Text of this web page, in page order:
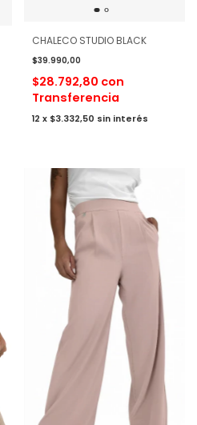
CHALECO STUDIO BLACK
$39.990,00
$28.792,80 con
Transferencia
12 x $3.332,50 sin interés